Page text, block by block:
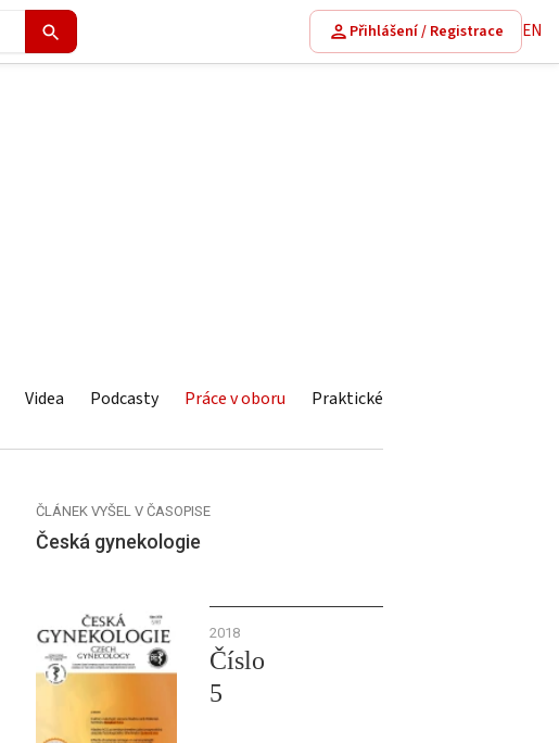
Přihlášení / Registrace EN
Videa Podcasty Práce v oboru Praktické
ČLÁNEK VYŠEL V ČASOPISE
Česká gynekologie
2018
Číslo
5